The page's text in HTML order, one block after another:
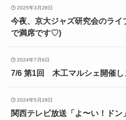
2025年3月28日
今夜、京大ジャズ研究会のラ
で満席です♡)
2024年7月6日
7/6 第1回 木工マルシェ開催し
2024年5月29日
関西テレビ放送「よ〜い！ドン